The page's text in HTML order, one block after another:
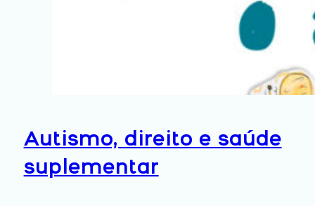
Autismo, direito e saúde
suplementar